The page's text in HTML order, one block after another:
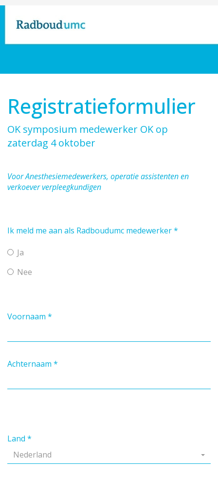
Registratieformulier
OK symposium medewerker OK op
zaterdag 4 oktober
Voor Anesthesiemedewerkers, operatie assistenten en
verkoever verpleegkundigen
Ik meld me aan als Radboudumc medewerker*
Ja
Nee
Voornaam *
Achternaam *
Land *
Nederland